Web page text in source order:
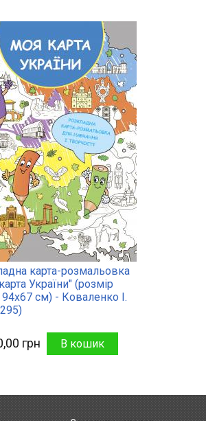
карта-розмальовка
України" (розмір
94х67 см) - Коваленко І.
грн